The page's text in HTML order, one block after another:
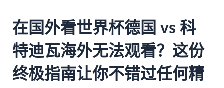
在国外看世界杯德国 vs 科
特迪瓦海外无法观看？这份
终极指南让你不错过任何精